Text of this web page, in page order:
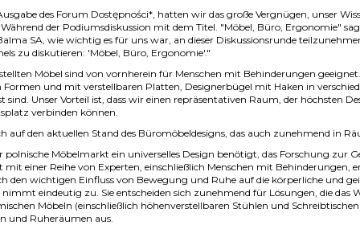
des Forum Dostępności*, hatten wir das große Vergnügen, unser
der Podiumsdiskussion mit dem Titel. "Möbel, Büro, Ergonomie"
SA, wie wichtig es für uns war, an dieser Diskussionsrunde
zu diskutieren: 'Möbel, Büro, Ergonomie'."
Möbel sind von vornherein für Menschen mit Behinderungen
und mit verstellbaren Platten, Designerbügel mit Haken in
sind. Unser Vorteil ist, dass wir einen repräsentativen Raum, der höchsten
verbinden können.
auf den aktuellen Stand des Büromöbeldesigns, das auch zunehmend in
polnische Möbelmarkt ein universelles Design benötigt, das Forschung zur
einer Reihe von Experten, einschließlich Menschen mit Behinderungen,
den wichtigen Einfluss von Bewegung und Ruhe auf die körperliche und
eindeutig zu. Sie entscheiden sich zunehmend für Lösungen, die das
Möbeln (einschließlich höhenverstellbaren Stühlen und
und Ruheräumen aus.